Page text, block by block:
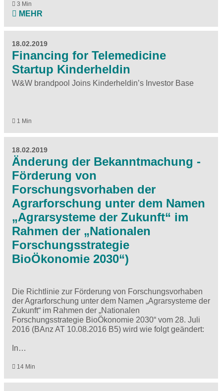
3 Min
MEHR
18.02.2019
Financing for Telemedicine
Startup Kinderheldin
W&W brandpool Joins Kinderheldin’s Investor Base
1 Min
18.02.2019
Änderung der Bekanntmachung -
Förderung von
Forschungsvorhaben der
Agrarforschung unter dem Namen
„Agrarsysteme der Zukunft“ im
Rahmen der „Nationalen
Forschungsstrategie
BioÖkonomie 2030“)
Die Richtlinie zur Förderung von Forschungsvorhaben
der Agrarforschung unter dem Namen „Agrarsysteme der
Zukunft“ im Rahmen der „Nationalen
Forschungsstrategie BioÖkonomie 2030“ vom 28. Juli
2016 (BAnz AT 10.08.2016 B5) wird wie folgt geändert:
In…
14 Min